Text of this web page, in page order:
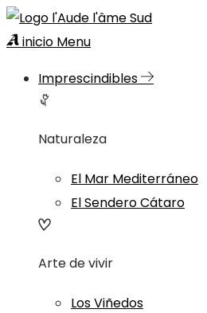
inicio Menu
Imprescindibles
Naturaleza
El Mar Mediterráneo
El Sendero Cátaro
Arte de vivir
Los Viñedos